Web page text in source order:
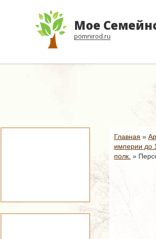
Мое
pomnirod.ru
Главная »
империи до
полк. »